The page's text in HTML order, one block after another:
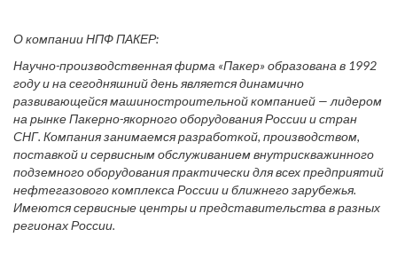
О компании НПФ ПАКЕР:
Научно-производственная фирма «Пакер» образована в 1992
году и на сегодняшний день является динамично
развивающейся машиностроительной компанией — лидером
на рынке Пакерно-якорного оборудования России и стран
СНГ. Компания занимаемся разработкой, производством,
поставкой и сервисным обслуживанием внутрискважинного
подземного оборудования практически для всех предприятий
нефтегазового комплекса России и ближнего зарубежья.
Имеются сервисные центры и представительства в разных
регионах России.